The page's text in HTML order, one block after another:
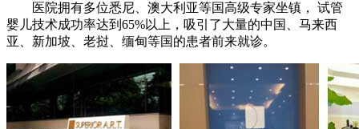
医院拥有多位悉尼、澳大利亚等国高级专家坐镇， 试管
婴儿技术成功率达到65%以上，吸引了大量的中国、马来西
亚、新加坡、老挝、缅甸等国的患者前来就诊。